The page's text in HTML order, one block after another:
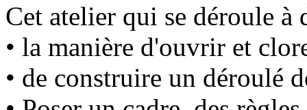
Cet atelier qui se déroule
• la manière d'ouvrir et
• de construire un déroulé